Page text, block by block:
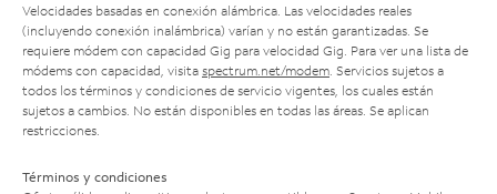
Velocidades basadas en conexión alámbrica. Las velocidades reales
(incluyendo conexión inalámbrica) varían y no están garantizadas. Se
requiere módem con capacidad Gig para velocidad Gig. Para ver una lista de
módems con capacidad, visita spectrum.net/modem . Servicios sujetos a
todos los términos y condiciones de servicio vigentes, los cuales están
sujetos a cambios. No están disponibles en todas las áreas. Se aplican
restricciones.
Términos y condiciones